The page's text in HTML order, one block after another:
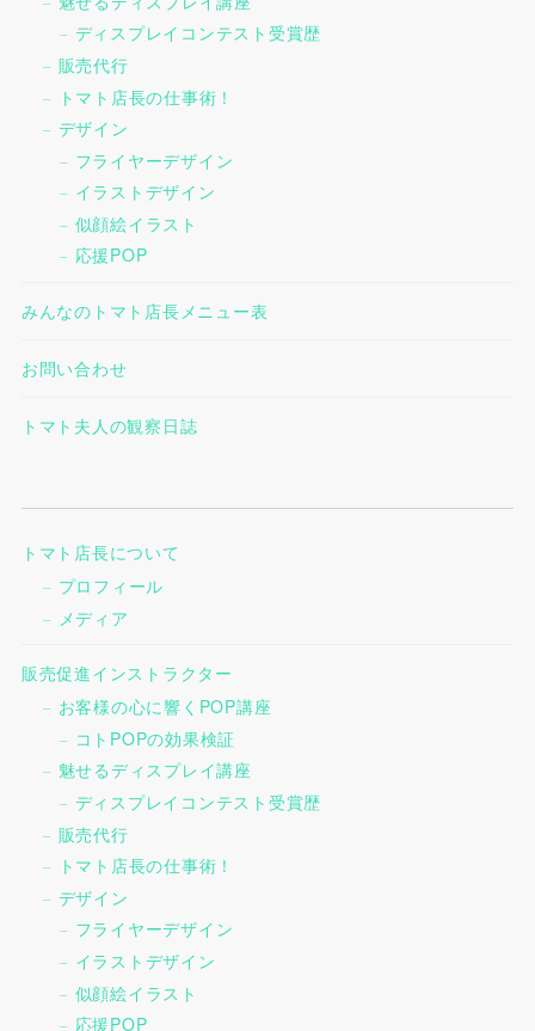
ディスプレイコンテスト受賞歴
販売代行
トマト店長の仕事術！
デザイン
フライヤーデザイン
イラストデザイン
似顔絵イラスト
応援POP
みんなのトマト店長メニュー表
お問い合わせ
トマト夫人の観察日誌
トマト店長について
プロフィール
メディア
販売促進インストラクター
お客様の心に響くPOP講座
コトPOPの効果検証
魅せるディスプレイ講座
ディスプレイコンテスト受賞歴
販売代行
トマト店長の仕事術！
デザイン
フライヤーデザイン
イラストデザイン
似顔絵イラスト
応援POP